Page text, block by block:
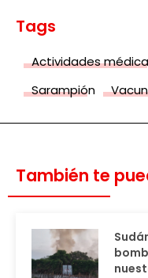
Tags
Actividades
Sarampión
También te